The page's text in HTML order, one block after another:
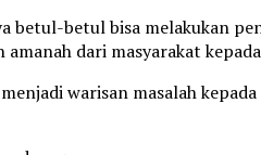
betul-betul bisa melakukan
amanah dari masyarakat
warisan masalah